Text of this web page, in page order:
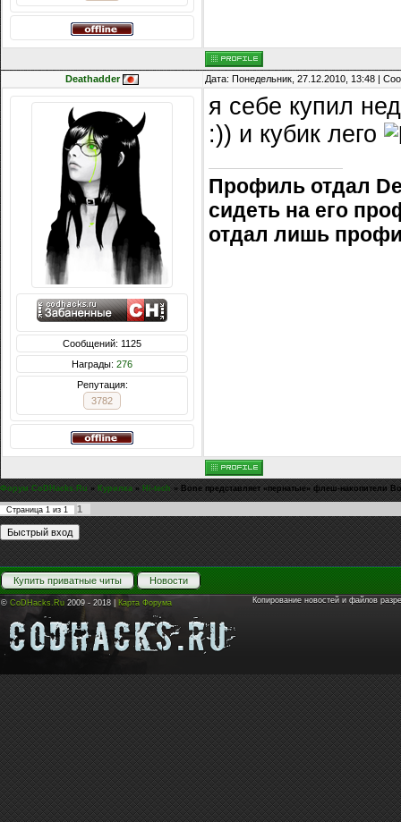
Deathadder Дата: Понедельник, 27.12.2010, 13:48 |
Сообщений: 1125
Награды: 276
Репутация:
3782
я себе купил
:)) и кубик лего
Профиль отдал
сидеть на его
отдал лишь
Форум CoDHacks.Ru » Курилка » Hi-tech » Bone представляет «пернатые» флеш-накопители
Страница 1 из 1 1
Купить приватные читы Новости
© CoDHacks.Ru 2009 - 2018 | Карта Форума Копирование новостей и файлов